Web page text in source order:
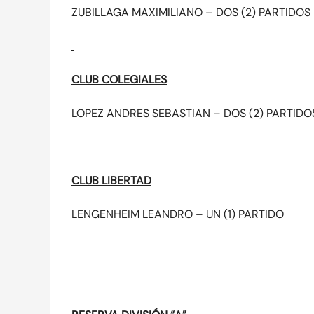
ZUBILLAGA MAXIMILIANO – DOS (2) PARTIDOS
CLUB COLEGIALES
LOPEZ ANDRES SEBASTIAN – DOS (2)
CLUB LIBERTAD
LENGENHEIM LEANDRO – UN (1) PARTIDO